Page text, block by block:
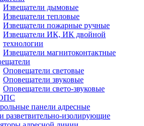
Извещатели дымовые
Извещатели тепловые
Извещатели пожарные ручные
Извещатели ИК, ИК двойной
технологии
Извещатели магнитоконтактные
Оповещатели световые
Оповещатели звуковые
Оповещатели свето-звуковые
панели адресные
разветвительно-изолирующие